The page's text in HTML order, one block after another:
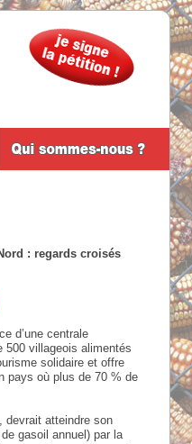
: regards croisés
d’une centrale
500 villageois alimentés
solidaire et offre
pays où plus de 70 % de
devrait atteindre son
gasoil annuel) par la